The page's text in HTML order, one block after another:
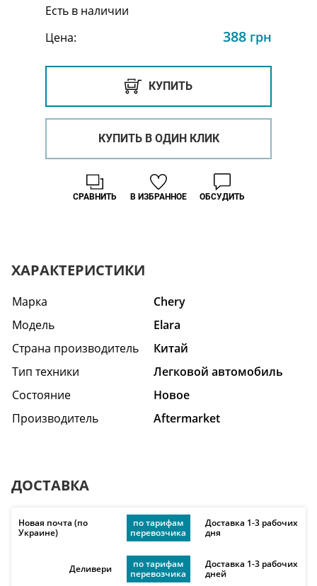
Есть в наличии
Цена:
388 грн
КУПИТЬ
КУПИТЬ В ОДИН КЛИК
В ИЗБРАННОЕ
СРАВНИТЬ ОБСУДИТЬ
ХАРАКТЕРИСТИКИ
Марка
Chery
Модель
Elara
Страна производитель
Китай
Тип техники
Легковой автомобиль
Состояние
Hовое
Производитель
Aftermarket
ДОСТАВКА
Новая почта (по
Украине)
по тарифам
перевозчика
Доставка 1-3 рабочих
дня
Деливери
по тарифам
перевозчика
Доставка 1-3 рабочих
дней